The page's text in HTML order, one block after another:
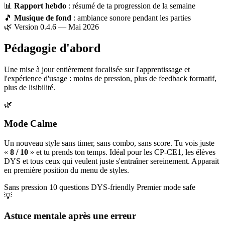
📊 Rapport hebdo : résumé de ta progression de la semaine
🎵 Musique de fond : ambiance sonore pendant les parties
🌿 Version 0.4.6 — Mai 2026
Pédagogie d'abord
Une mise à jour entièrement focalisée sur l'apprentissage et
l'expérience d'usage : moins de pression, plus de feedback formatif,
plus de lisibilité.
🌿
Mode Calme
Un nouveau style sans timer, sans combo, sans score. Tu vois juste
« 8 / 10 » et tu prends ton temps. Idéal pour les CP-CE1, les élèves
DYS et tous ceux qui veulent juste s'entraîner sereinement. Apparait
en première position du menu de styles.
Sans pression 10 questions DYS-friendly Premier mode safe
💡
Astuce mentale après une erreur